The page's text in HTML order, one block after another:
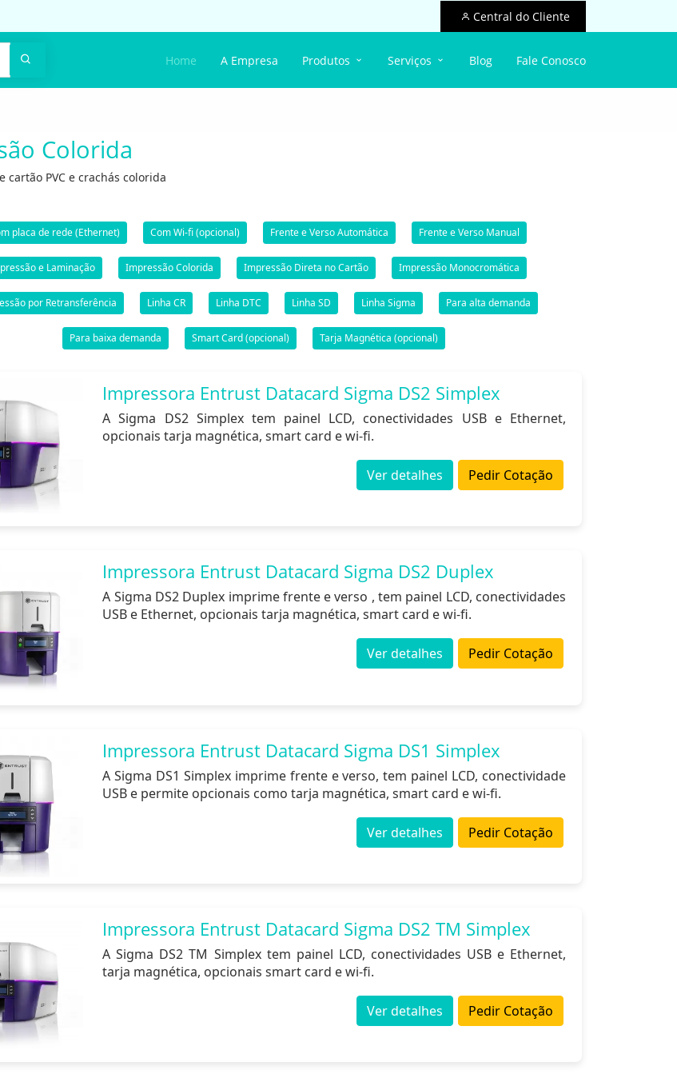
Central do Cliente
Home A Empresa Produtos Serviços Blog Fale Conosco
Colorida
cartão PVC e crachás colorida
placa de rede (Ethernet) Com Wi-fi (opcional) Frente e Verso Automática Frente e Verso Manual
e Laminação Impressão Colorida Impressão Direta no Cartão Impressão Monocromática
por Retransferência Linha CR Linha DTC Linha SD Linha Sigma Para alta demanda
Para baixa demanda Smart Card (opcional) Tarja Magnética (opcional)
Impressora Entrust Datacard Sigma DS2 Simplex
A Sigma DS2 Simplex tem painel LCD, conectividades USB e Ethernet,
opcionais tarja magnética, smart card e wi-fi.
Pedir Cotação
Ver detalhes
Impressora Entrust Datacard Sigma DS2 Duplex
A Sigma DS2 Duplex imprime frente e verso , tem painel LCD, conectividades
USB e Ethernet, opcionais tarja magnética, smart card e wi-fi.
Pedir Cotação
Ver detalhes
Impressora Entrust Datacard Sigma DS1 Simplex
A Sigma DS1 Simplex imprime frente e verso, tem painel LCD, conectividade
USB e permite opcionais como tarja magnética, smart card e wi-fi.
Pedir Cotação
Ver detalhes
Impressora Entrust Datacard Sigma DS2 TM Simplex
A Sigma DS2 TM Simplex tem painel LCD, conectividades USB e Ethernet,
tarja magnética, opcionais smart card e wi-fi.
Pedir Cotação
Ver detalhes